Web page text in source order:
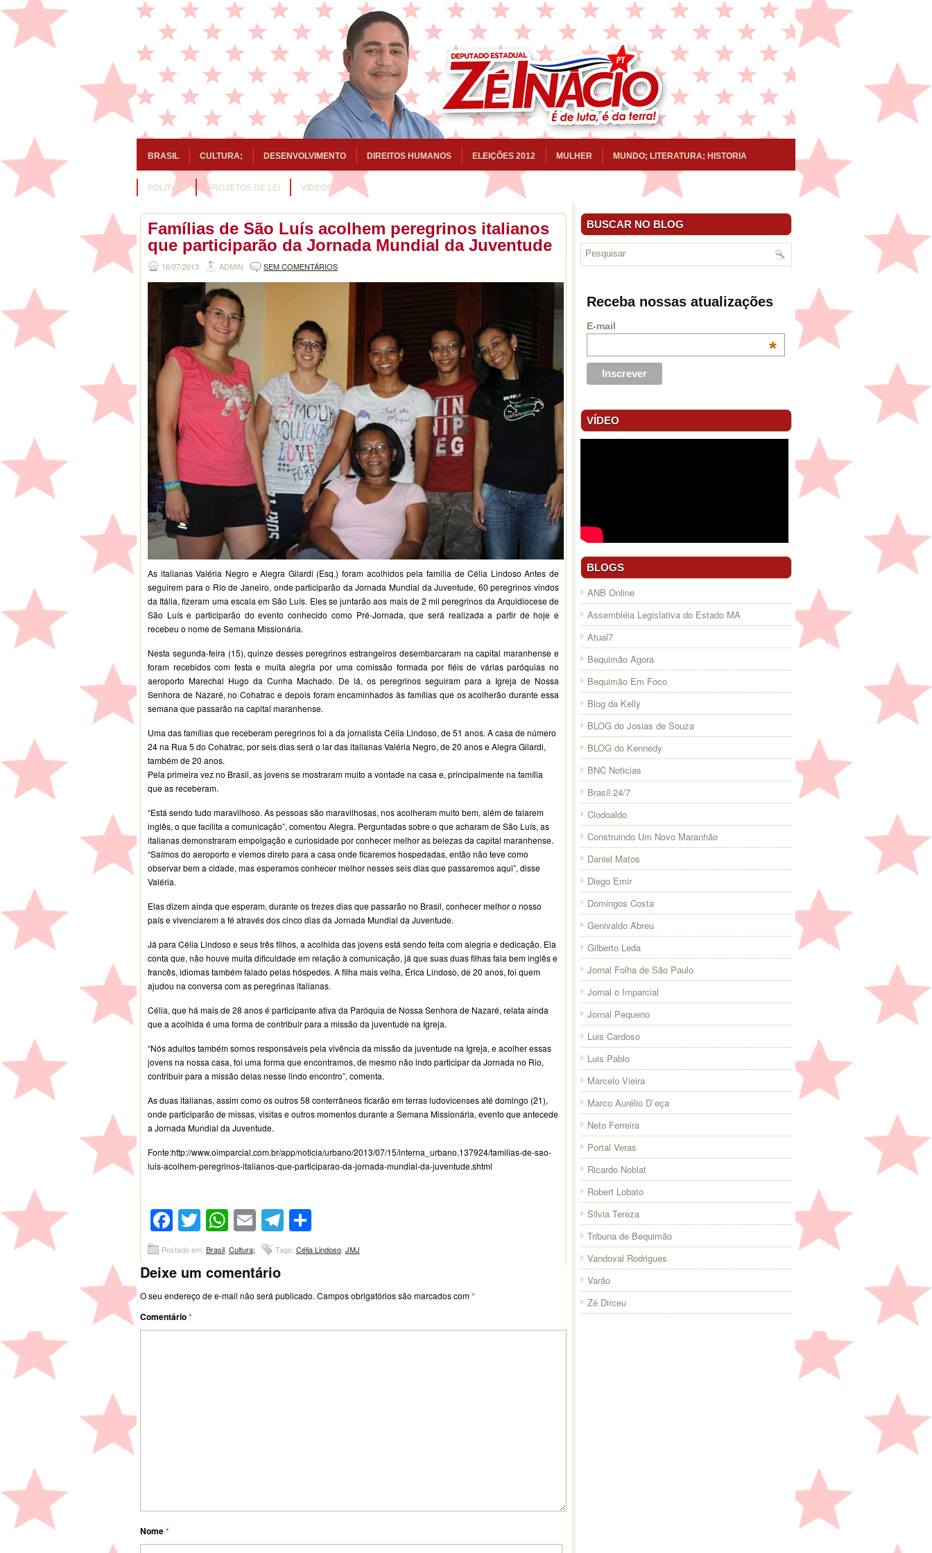
BRASIL CULTURA; DESENVOLVIMENTO DIREITOS HUMANOS ELEIÇÕES 2012 MULHER MUNDO; LITERATURA; HISTORIA
POLITICA PROJETOS DE LEI VÍDEOS
Famílias de São Luís acolhem peregrinos italianos
que participarão da Jornada Mundial da Juventude
16/07/2013 ADMIN SEM COMENTÁRIOS
As italianas Valéria Negro e Alegra Gilardi (Esq.) foram acolhidos pela familia de Célia Lindoso Antes de
seguirem para o Rio de Janeiro, onde participarão da Jornada Mundial da Juventude, 60 peregrinos vindos
da Itália, fizeram uma escala em São Luís. Eles se juntarão aos mais de 2 mil peregrinos da Arquidiocese de
São Luís e participarão do evento conhecido como Pré-Jornada, que será realizada a partir de hoje e
recebeu o nome de Semana Missionária.
Nesta segunda-feira (15), quinze desses peregrinos estrangeiros desembarcaram na capital maranhense e
foram recebidos com festa e muita alegria por uma comissão formada por fiéis de várias paróquias no
aeroporto Marechal Hugo da Cunha Machado. De lá, os peregrinos seguiram para a Igreja de Nossa
Senhora de Nazaré, no Cohatrac e depois foram encaminhados às famílias que os acolherão durante essa
semana que passarão na capital maranhense.
Uma das famílias que receberam peregrinos foi a da jornalista Célia Lindoso, de 51 anos. A casa de número
24 na Rua 5 do Cohatrac, por seis dias será o lar das italianas Valéria Negro, de 20 anos e Alegra Gilardi,
também de 20 anos.
Pela primeira vez no Brasil, as jovens se mostraram muito a vontade na casa e, principalmente na família
que as receberam.
“Está sendo tudo maravilhoso. As pessoas são maravilhosas, nos acolheram muito bem, além de falarem
inglês, o que facilita a comunicação”, comentou Alegra. Perguntadas sobre o que acharam de São Luís, as
italianas demonstraram empolgação e curiosidade por conhecer melhor as belezas da capital maranhense.
“Saímos do aeroporto e viemos direto para a casa onde ficaremos hospedadas, então não teve como
observar bem a cidade, mas esperamos conhecer melhor nesses seis dias que passaremos aqui”, disse
Valéria.
Elas dizem ainda que esperam, durante os trezes dias que passarão no Brasil, conhecer melhor o nosso
país e vivenciarem a fé através dos cinco dias da Jornada Mundial da Juventude.
Já para Célia Lindoso e seus três filhos, a acolhida das jovens está sendo feita com alegria e dedicação. Ela
conta que, não houve muita dificuldade em relação à comunicação, já que suas duas filhas fala bem inglês e
francês, idiomas também falado pelas hóspedes. A filha mais velha, Érica Lindoso, de 20 anos, foi quem
ajudou na conversa com as peregrinas italianas.
Célia, que há mais de 28 anos é participante ativa da Paróquia de Nossa Senhora de Nazaré, relata ainda
que a acolhida é uma forma de contribuir para a missão da juventude na Igreja.
“Nós adultos também somos responsáveis pela vivência da missão da juventude na Igreja, e acolher essas
jovens na nossa casa, foi uma forma que encontramos, de mesmo não indo participar da Jornada no Rio,
contribuir para a missão delas nesse lindo encontro”, comenta.
As duas italianas, assim como os outros 58 conterrâneos ficarão em terras ludovicenses até domingo (21),
onde participarão de missas, visitas e outros momentos durante a Semana Missionária, evento que antecede
a Jornada Mundial da Juventude.
Fonte:http://www.oimparcial.com.br/app/noticia/urbano/2013/07/15/interna_urbano,137924/familias-de-sao-
luis-acolhem-peregrinos-italianos-que-participarao-da-jornada-mundial-da-juventude.shtml
Facebook
Twitter
WhatsApp
EmailTelegram
Postado em: Brasil Cultura; Tags: Célia Lindoso JMJ
Deixe um comentário
O seu endereço de e-mail não será publicado. Campos obrigatórios são marcados com*
Comentário*
Nome*
BUSCAR NO BLOG
Receba nossas atualizações
E-mail
*
VÍDEO
BLOGS
ANB Online
Assembléia Legislativa do Estado MA
Atual7
Bequimão Agora
Bequimão Em Foco
Blog da Kelly
BLOG do Josias de Souza
BLOG do Kennedy
BNC Noticias
Brasil 24/7
Clodoaldo
Construindo Um Novo Maranhão
Daniel Matos
Diego Emir
Domingos Costa
Genivaldo Abreu
Gilberto Leda
Jornal Folha de São Paulo
Jornal o Imparcial
Jornal Pequeno
Luis Cardoso
Luis Pablo
Marcelo Vieira
Marco Aurélio D`eça
Neto Ferreira
Portal Veras
Ricardo Noblat
Robert Lobato
Silvia Tereza
Tribuna de Bequimão
Vandoval Rodrigues
Varão
Zé Dirceu